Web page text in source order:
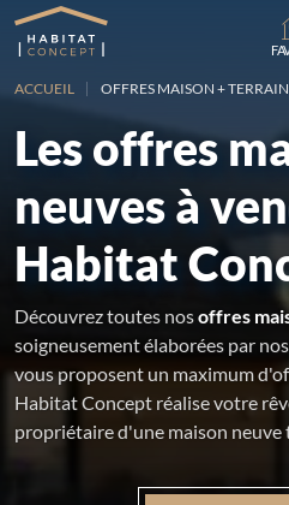
ACCUEIL OFFRES MAISON + TERRAIN
Les offres
neuves à
Habitat
Découvrez toutes nosoffres
soigneusement élaborées par
vous proposent un maximum
Habitat Concept réalise votre
propriétaire d'une maison neuve